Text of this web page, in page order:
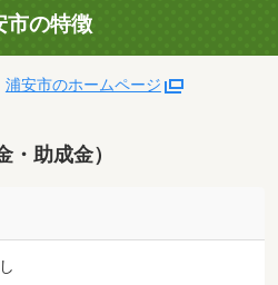
市の特徴
浦安市のホームページ
助成金）